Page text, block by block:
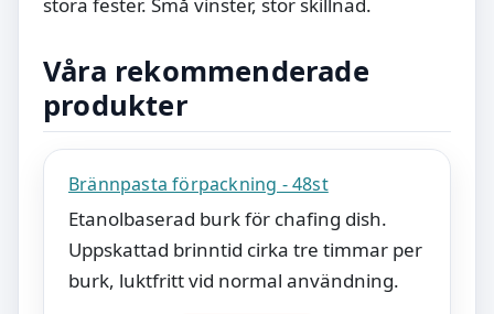
Våra rekommenderade
produkter
Brännpasta förpackning - 48st
Etanolbaserad burk för chafing dish.
Uppskattad brinntid cirka tre timmar per
burk, luktfritt vid normal användning.